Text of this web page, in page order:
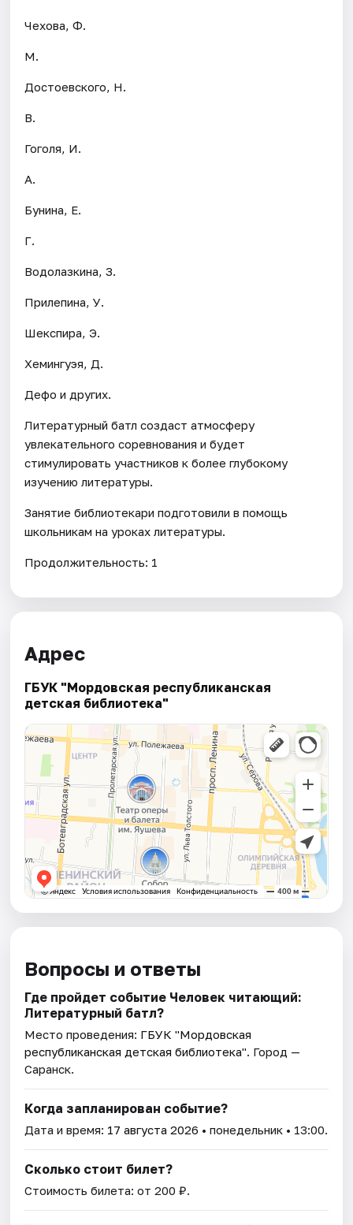
Чехова, Ф.
М.
Достоевского, Н.
В.
Гоголя, И.
А.
Бунина, Е.
Г.
Водолазкина, З.
Прилепина, У.
Шекспира, Э.
Хемингуэя, Д.
Дефо и других.
Литературный батл создаст атмосферу
увлекательного соревнования и будет
стимулировать участников к более глубокому
изучению литературы.
Занятие библиотекари подготовили в помощь
школьникам на уроках литературы.
Продолжительность: 1
Адрес
ГБУК "Мордовская республиканская
детская библиотека"
Вопросы и ответы
Где пройдет событие Человек читающий:
Литературный батл?
Место проведения: ГБУК "Мордовская
республиканская детская библиотека". Город —
Саранск.
Когда запланирован событие?
Дата и время: 17 августа 2026 • понедельник • 13:00.
Сколько стоит билет?
Стоимость билета: от 200 ₽.